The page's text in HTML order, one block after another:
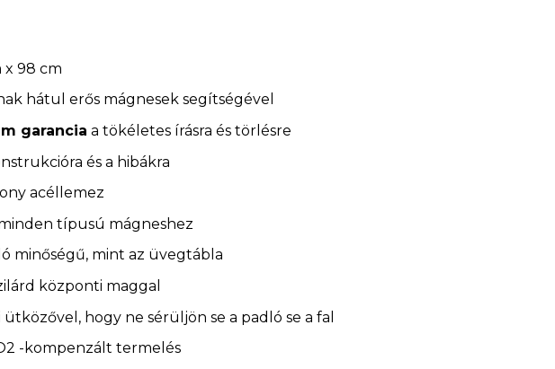
x 98 cm
hátul erős mágnesek segítségével
garancia a tökéletes írásra és törlésre
és a hibákra
acéllemez
típusú mágneshez
minőségű, mint az üvegtábla
központi maggal
ütközővel, hogy ne sérüljön se a padló se a fal
-kompenzált termelés